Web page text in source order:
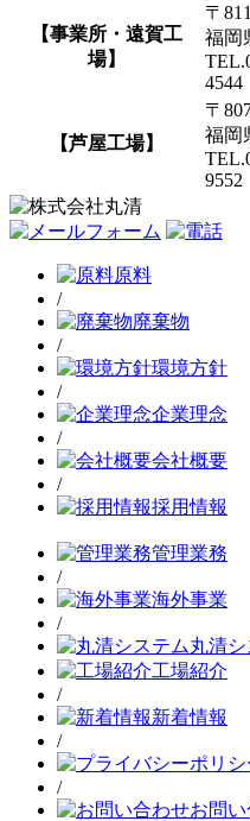
【事業所・遠賀工
場】
〒
福岡
4544
【芦屋工場】
〒
福岡
9552
原料
/
廃棄物
/
環境方針
/
企業理念
/
会社概要
/
採用情報
管理業務
/
海外事業
/
丸清
工場紹介
/
新着情報
/
/
お問